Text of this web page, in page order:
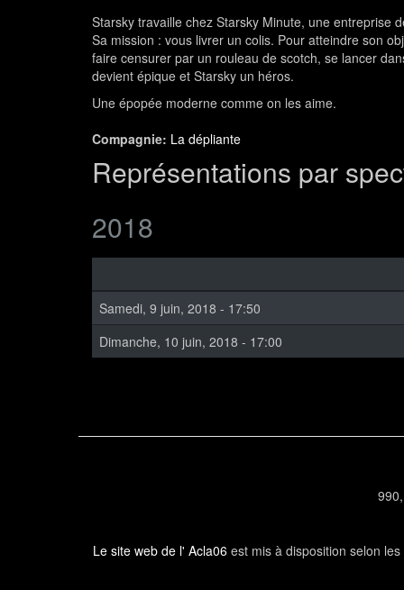
Starsky travaille chez Starsky Minute, une entreprise
Sa mission : vous livrer un colis. Pour atteindre son
faire censurer par un rouleau de scotch, se lancer
devient épique et Starsky un héros.
Une épopée moderne comme on les aime.
Compagnie: La dépliante
Représentations par
2018
Samedi, 9 juin, 2018 - 17:50
Dimanche, 10 juin, 2018 - 17:00
Le site web de l' Acla06 est mis à disposition selon